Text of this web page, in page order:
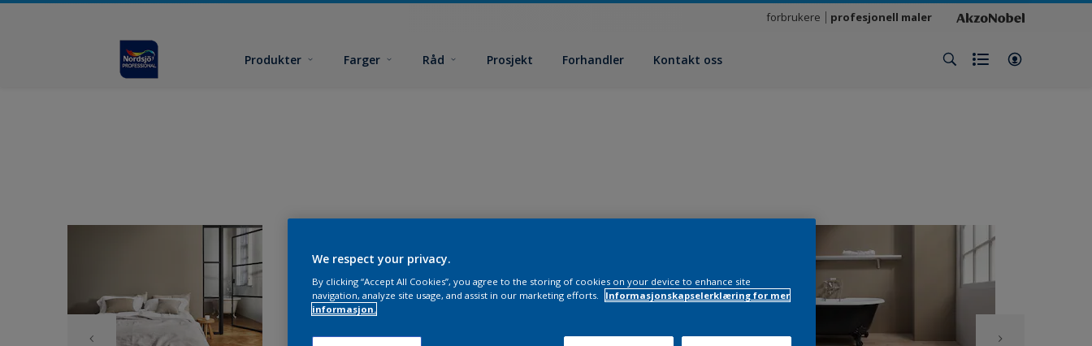
forbrukere profesjonell maler
Produkter Farger Råd Prosjekt Forhandler Kontakt oss
We respect your privacy.
By clicking “Accept All Cookies”, you agree to the storing of cookies on your device to enhance site
navigation, analyze site usage, and assist in our marketing efforts.
Informasjonskapselerklæring for mer
informasjon.